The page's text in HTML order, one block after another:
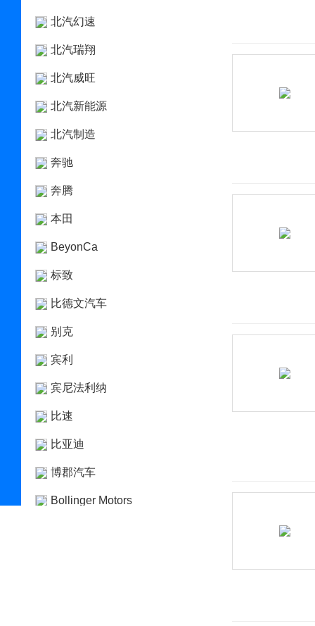
北汽幻速
北汽瑞翔
北汽威旺
北汽新能源
北汽制造
奔驰
奔腾
本田
BeyonCa
标致
比德文汽车
别克
宾利
宾尼法利纳
比速
比亚迪
博郡汽车
Bollinger Motors